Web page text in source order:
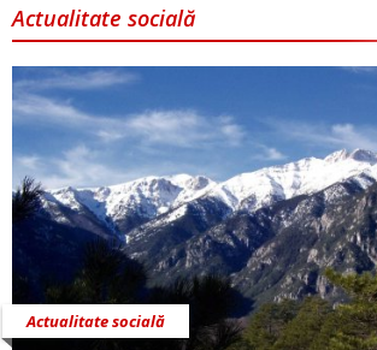
Actualitate socială
Actualitate socială